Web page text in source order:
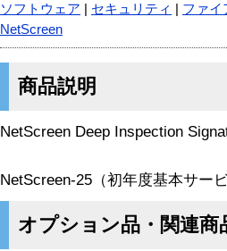
ソフトウェア セキュリティ
ファイ
NetScreen
商品説明
NetScreen Deep Inspection
NetScreen-25（初年度基本サー
オプション品・関連商